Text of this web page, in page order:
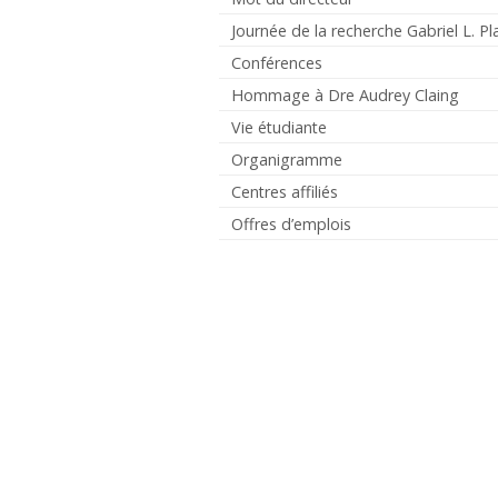
Journée de la recherche Gabriel L.
Conférences
Hommage à Dre Audrey Claing
Vie étudiante
Organigramme
Centres affiliés
Offres d’emplois